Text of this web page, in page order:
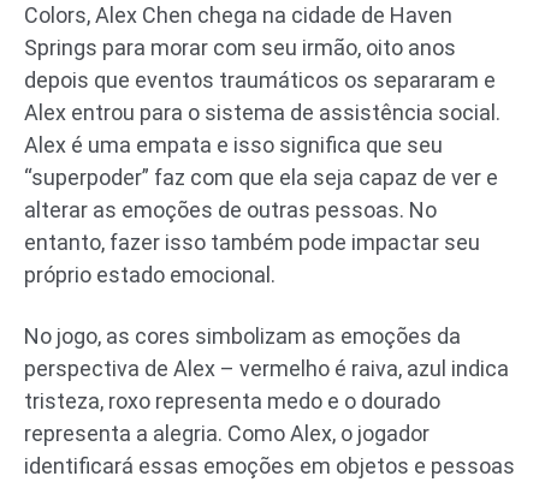
Colors, Alex Chen chega na cidade de Haven
Springs para morar com seu irmão, oito anos
depois que eventos traumáticos os separaram e
Alex entrou para o sistema de assistência social.
Alex é uma empata e isso significa que seu
“superpoder” faz com que ela seja capaz de ver e
alterar as emoções de outras pessoas. No
entanto, fazer isso também pode impactar seu
próprio estado emocional.
No jogo, as cores simbolizam as emoções da
perspectiva de Alex – vermelho é raiva, azul indica
tristeza, roxo representa medo e o dourado
representa a alegria. Como Alex, o jogador
identificará essas emoções em objetos e pessoas